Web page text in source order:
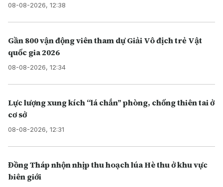
08-08-2026, 12:38
Gần 800 vận động viên tham dự Giải Vô địch trẻ Vật
quốc gia 2026
08-08-2026, 12:34
Lực lượng xung kích “lá chắn” phòng, chống thiên tai ở
cơ sở
08-08-2026, 12:31
Đồng Tháp nhộn nhịp thu hoạch lúa Hè thu ở khu vực
biên giới